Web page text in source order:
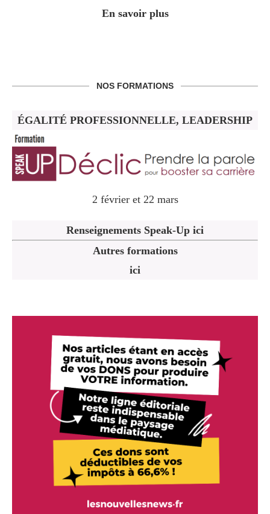
En savoir plus
NOS FORMATIONS
ÉGALITÉ PROFESSIONNELLE, LEADERSHIP
2 février et 22 mars
Renseignements Speak-Up ici
Autres formations
ici